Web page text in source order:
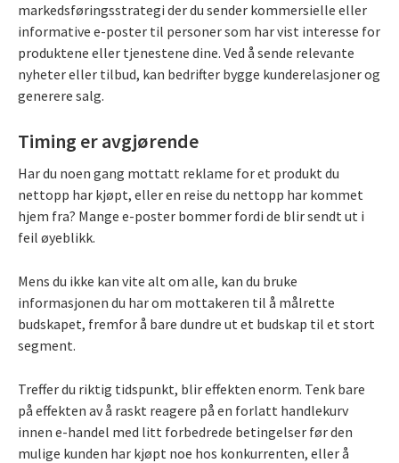
markedsføringsstrategi der du sender kommersielle eller
informative e-poster til personer som har vist interesse for
produktene eller tjenestene dine. Ved å sende relevante
nyheter eller tilbud, kan bedrifter bygge kunderelasjoner og
generere salg.
Timing er avgjørende
Har du noen gang mottatt reklame for et produkt du
nettopp har kjøpt, eller en reise du nettopp har kommet
hjem fra? Mange e-poster bommer fordi de blir sendt ut i
feil øyeblikk.
Mens du ikke kan vite alt om alle, kan du bruke
informasjonen du har om mottakeren til å målrette
budskapet, fremfor å bare dundre ut et budskap til et stort
segment.
Treffer du riktig tidspunkt, blir effekten enorm. Tenk bare
på effekten av å raskt reagere på en forlatt handlekurv
innen e-handel med litt forbedrede betingelser før den
mulige kunden har kjøpt noe hos konkurrenten, eller å